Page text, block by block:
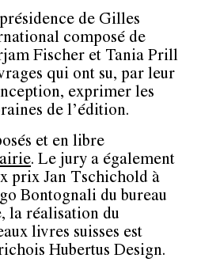
de Gilles
composé de
Fischer et Tania Prill
qui ont su, par leur
exprimer les
de l’édition.
et en libre
. Le jury a également
prix Jan Tschichold à
Bontognali du bureau
la réalisation du
livres suisses est
Hubertus Design.